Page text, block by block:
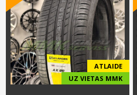
ATLAIDE
UZ VIETAS MMK